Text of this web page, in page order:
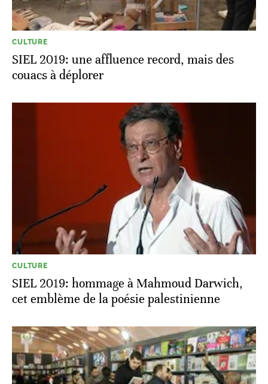
CULTURE
SIEL 2019: une affluence record, mais des
couacs à déplorer
CULTURE
SIEL 2019: hommage à Mahmoud Darwich,
cet emblème de la poésie palestinienne